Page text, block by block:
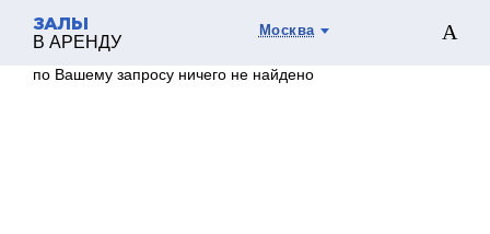
ЗАЛЫ
В АРЕНДУ
Москва
по Вашему запросу ничего не найдено